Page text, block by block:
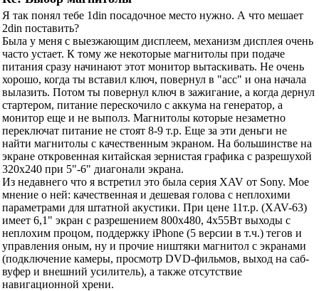
Я так понял тебе 1din посадочное место нужно. А что мешает
2din поставить?
Была у меня с выезжающим дисплеем, механизм дисплея очень
часто устает. К тому же некоторые магнитолы при подаче
питания сразу начинают этот монитор вытаскивать. Не очень
хорошо, когда ты вставил ключ, повернул в "acc" и она начала
вылазить. Потом ты повернул ключ в зажигание, а когда дернул
стартером, питание перескочило с аккума на генератор, а
монитор еще и не выполз. Магнитолы которые незаметно
переключат питание не стоят 8-9 т.р. Еще за эти деньги не
найти магнитолы с качественным экраном. На большинстве на
экране откровенная китайская зернистая графика с разрешухой
320х240 при 5"-6" диагонали экрана.
Из недавнего что я встретил это была серия XAV от Sony. Мое
мнение о ней: качественная и дешевая голова с неплохими
параметрами для штатной акустики. При цене 11т.р. (XAV-63)
имеет 6,1" экран с разрешением 800х480, 4х55Вт выходы с
неплохим процом, поддержку iPhone (5 версии в т.ч.) тегов и
управления оным, ну и прочие ништяки магнитол с экранами
(подключение камеры, просмотр DVD-фильмов, выход на саб-
вуфер и внешний усилитель), а также отсутствие
навигационной хрени.